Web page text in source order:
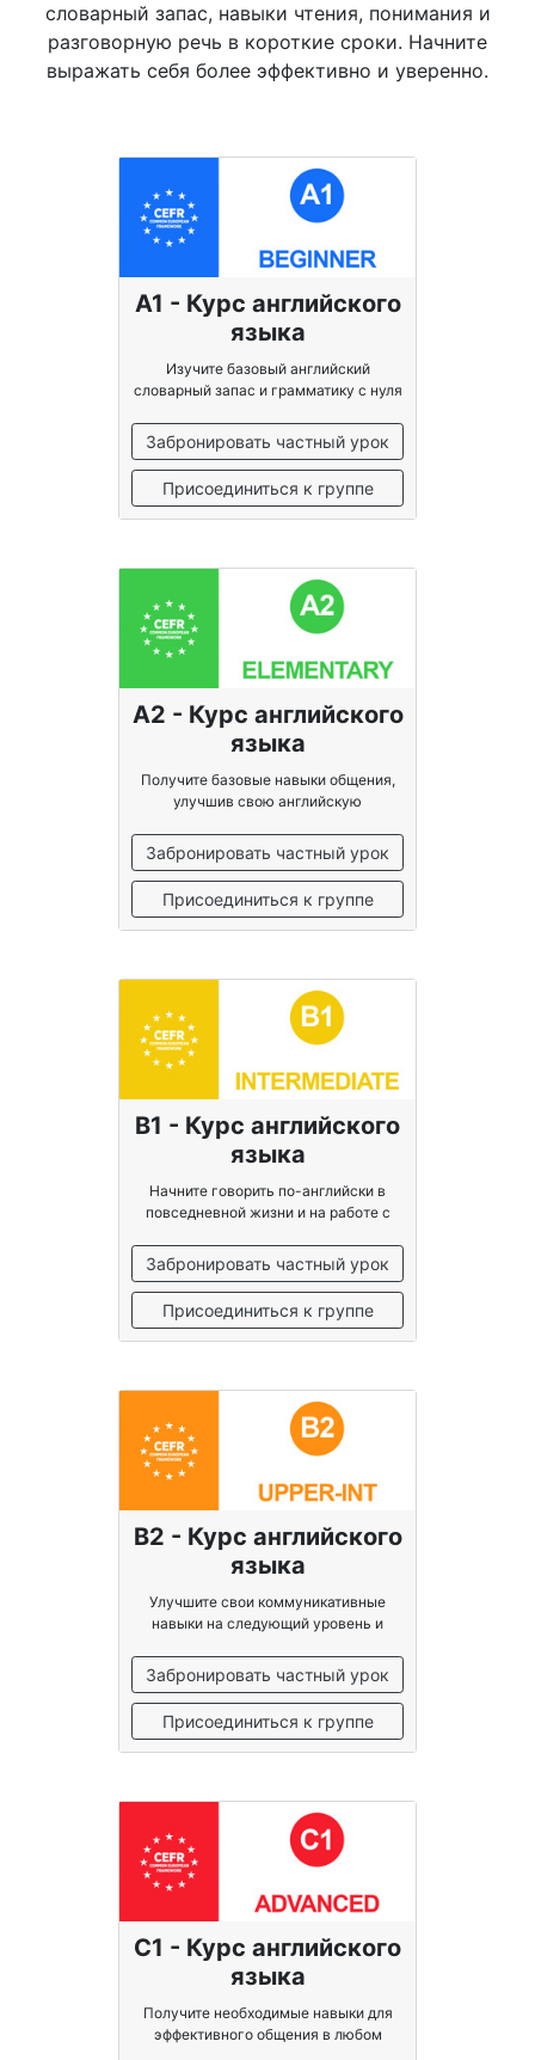
словарный запас, навыки чтения, понимания и
разговорную речь в короткие сроки. Начните
выражать себя более эффективно и уверенно.
A1 - Курс английского
языка
Изучите базовый английский
словарный запас и грамматику с нуля
Забронировать частный урок
Присоединиться к группе
A2 - Курс английского
языка
Получите базовые навыки общения,
улучшив свою английскую
Забронировать частный урок
Присоединиться к группе
B1 - Курс английского
языка
Начните говорить по-английски в
повседневной жизни и на работе с
Забронировать частный урок
Присоединиться к группе
B2 - Курс английского
языка
Улучшите свои коммуникативные
навыки на следующий уровень и
Забронировать частный урок
Присоединиться к группе
C1 - Курс английского
языка
Получите необходимые навыки для
эффективного общения в любом